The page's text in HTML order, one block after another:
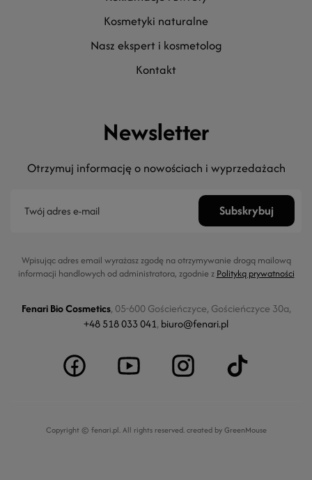
kosmetyki naturalne
nasz ekspert i kosmetolog
kontakt
Newsletter
Otrzymuj informację o nowościach i wyprzedażach
Wpisując adres email wyrażasz zgodę na otrzymywanie drogą mailową
informacji handlowych od administratora, zgodnie z Polityką prywatności
Fenari Bio Cosmetics, 05-600 Gościeńczyce, Gościeńczyce 30a,
+48 518 033 041, biuro@fenari.pl
Copyright © fenari.pl. All rights reserved.created by GreenMouse